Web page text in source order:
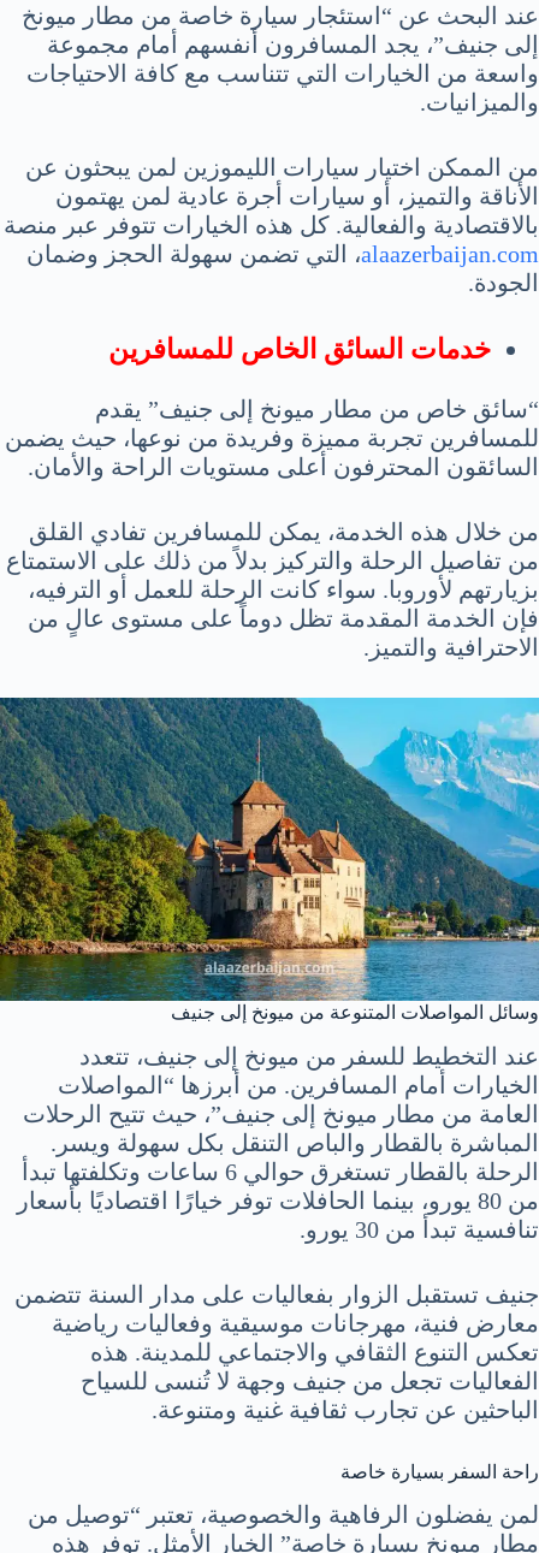
عند البحث عن “استئجار سيارة خاصة من مطار ميونخ
إلى جنيف”، يجد المسافرون أنفسهم أمام مجموعة
واسعة من الخيارات التي تتناسب مع كافة الاحتياجات
والميزانيات.
من الممكن اختيار سيارات الليموزين لمن يبحثون عن
الأناقة والتميز، أو سيارات أجرة عادية لمن يهتمون
بالاقتصادية والفعالية. كل هذه الخيارات تتوفر عبر منصة
alaazerbaijan.com، التي تضمن سهولة الحجز وضمان
الجودة.
خدمات السائق الخاص للمسافرين
“سائق خاص من مطار ميونخ إلى جنيف” يقدم
للمسافرين تجربة مميزة وفريدة من نوعها، حيث يضمن
السائقون المحترفون أعلى مستويات الراحة والأمان.
من خلال هذه الخدمة، يمكن للمسافرين تفادي القلق
من تفاصيل الرحلة والتركيز بدلاً من ذلك على الاستمتاع
بزيارتهم لأوروبا. سواء كانت الرحلة للعمل أو الترفيه،
فإن الخدمة المقدمة تظل دوماً على مستوى عالٍ من
الاحترافية والتميز.
وسائل المواصلات المتنوعة من ميونخ إلى جنيف
عند التخطيط للسفر من ميونخ إلى جنيف، تتعدد
الخيارات أمام المسافرين. من أبرزها “المواصلات
العامة من مطار ميونخ إلى جنيف”، حيث تتيح الرحلات
المباشرة بالقطار والباص التنقل بكل سهولة ويسر.
الرحلة بالقطار تستغرق حوالي 6 ساعات وتكلفتها تبدأ
من 80 يورو، بينما الحافلات توفر خيارًا اقتصاديًا بأسعار
تنافسية تبدأ من 30 يورو.
جنيف تستقبل الزوار بفعاليات على مدار السنة تتضمن
معارض فنية، مهرجانات موسيقية وفعاليات رياضية
تعكس التنوع الثقافي والاجتماعي للمدينة. هذه
الفعاليات تجعل من جنيف وجهة لا تُنسى للسياح
الباحثين عن تجارب ثقافية غنية ومتنوعة.
راحة السفر بسيارة خاصة
لمن يفضلون الرفاهية والخصوصية، تعتبر “توصيل من
مطار ميونخ بسيارة خاصة” الخيار الأمثل. توفر هذه